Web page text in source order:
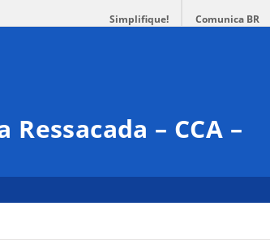
Simplifique! Comunica BR
– CCA –